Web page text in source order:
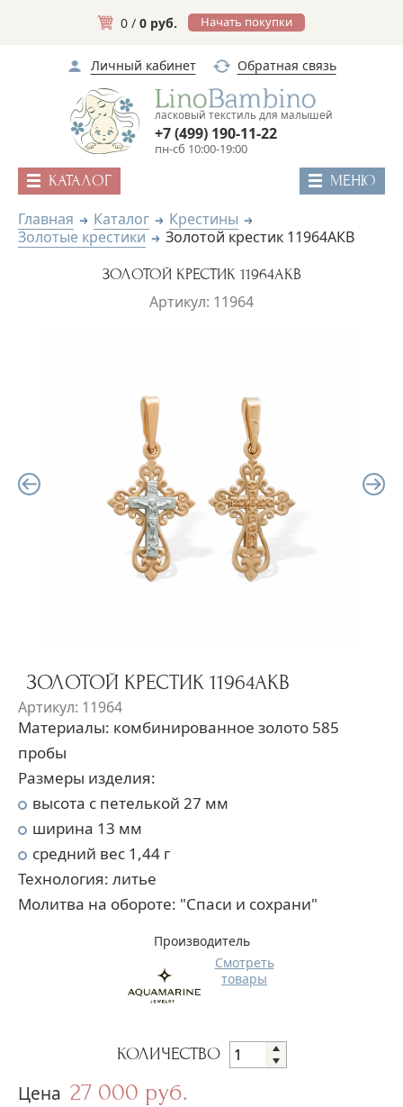
0 / 0 руб. Начать покупки
Личный кабинет Обратная связь
ласковый текстиль для малышей
пн-сб 10:00-19:00
+7 (499) 190-11-22
КАТАЛОГ МЕНЮ
Главная Каталог
Крестины
Золотые крестики
Золотой крестик 11964АКВ
ЗОЛОТОЙ КРЕСТИК 11964АКВ
Артикул: 11964
ЗОЛОТОЙ КРЕСТИК 11964АКВ
Артикул: 11964
Материалы: комбинированное золото 585
пробы
Размеры изделия:
высота с петелькой 27 мм
ширина 13 мм
средний вес 1,44 г
Технология: литье
Молитва на обороте: "Спаси и сохрани"
Производитель
Смотреть
товары
КОЛИЧЕСТВО
Цена 27 000 руб.